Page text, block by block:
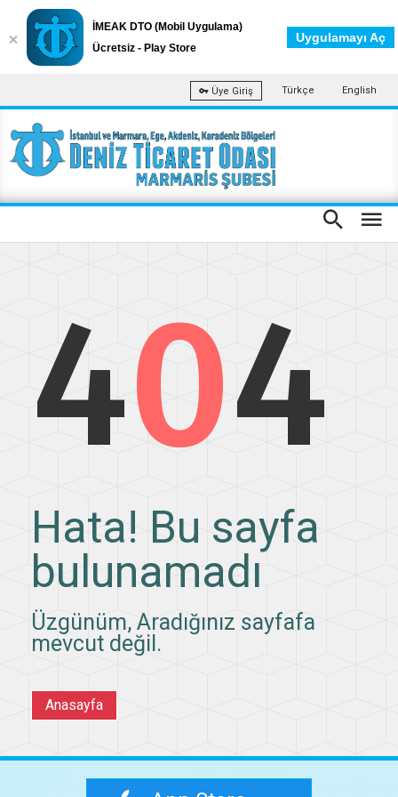
Üye Giriş Türkçe English
404
Hata! Bu sayfa
bulunamadı
Üzgünüm, Aradığınız sayfafa
mevcut değil.
Anasayfa
İMEAK DTO (Mobil Uygulama)
Ücretsiz - Play Store
Uygulamayı Aç